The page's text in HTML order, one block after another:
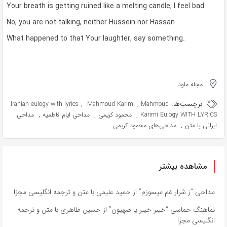
Your breath is getting ruined like a melting candle, I feel bad
No, you are not talking, neither Hussein nor Hassan
What happened to that Your laughter, say something.
مجله ملود
برچسب‌ها: Iranian eulogy with lyrics , Mahmoud Karimi , Mahmoud
Karimi Eulogy WITH LYRICS
, محمود کریمی , مداحی ایام فاطمیه , مداحی
ایرانی با متن , مداحی‌های محمود کریمی
مشاهده بیشتر
مداحی “ز شرار غم میسوزم” از حمید علیمی با متن و ترجمه انگلیسی مجزا
نماهنگ حماسی “خیبر خیبر یا صهیون” از حسین طاهری با متن و ترجمه
انگلیسی مجزا